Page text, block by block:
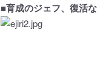
■育成のジェフ、復活